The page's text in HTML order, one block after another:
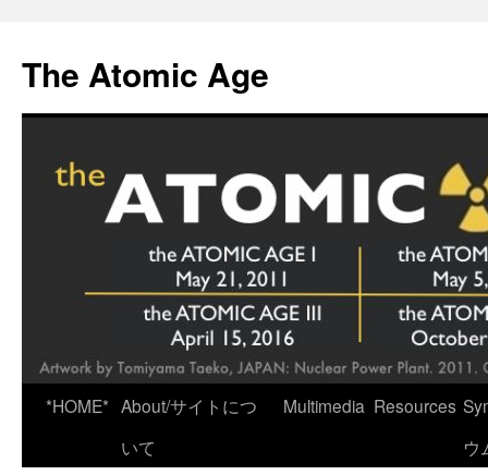
content
The Atomic Age
*HOME* About/サイトにつ
いて
Multimedia Resources
ウ